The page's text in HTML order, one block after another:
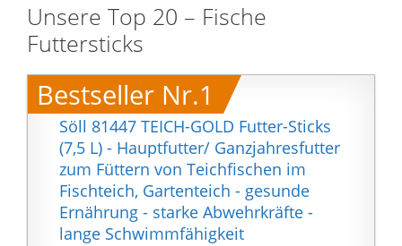
Unsere Top 20 – Fische
Futtersticks
Bestseller Nr.1
Söll 81447 TEICH-GOLD Futter-Sticks
(7,5 L) - Hauptfutter/ Ganzjahresfutter
zum Füttern von Teichfischen im
Fischteich, Gartenteich - gesunde
Ernährung - starke Abwehrkräfte -
lange Schwimmfähigkeit